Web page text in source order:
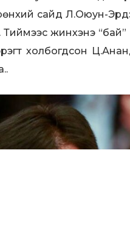
сайд Л.Оюун-
жинхэнэ
холбогдсон